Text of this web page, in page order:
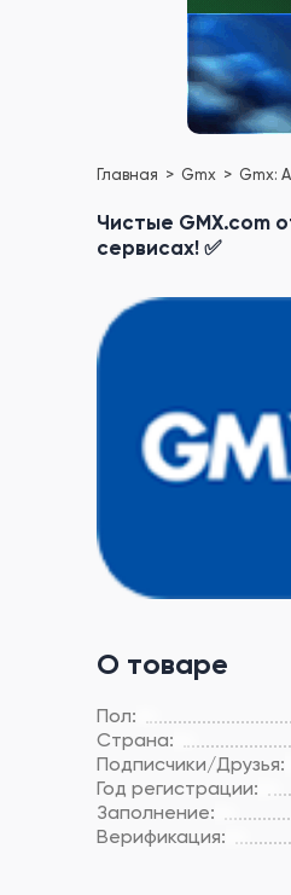
Главная Gmx Gmx:
Чистые GMX.com
сервисах! ✅
О товаре
Пол:
Страна:
Подписчики/Друзья:
Год регистрации:
Заполнение:
Верификация: